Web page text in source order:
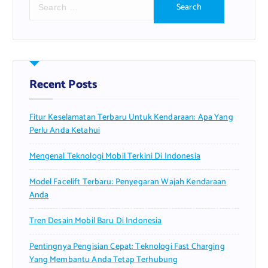
r
h
f
o
:
Recent Posts
Fitur Keselamatan Terbaru Untuk Kendaraan: Apa Yang
Perlu Anda Ketahui
Mengenal Teknologi Mobil Terkini Di Indonesia
Model Facelift Terbaru: Penyegaran Wajah Kendaraan
Anda
Tren Desain Mobil Baru Di Indonesia
Pentingnya Pengisian Cepat: Teknologi Fast Charging
Yang Membantu Anda Tetap Terhubung